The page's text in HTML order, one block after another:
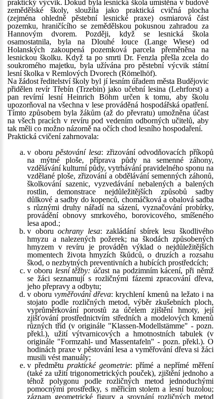
praktický výcvik. Dokud byla lesnická škola umístěna v budově
zemědělské školy, sloužila jako praktická cvičná plocha
(zejména ohledně pěstební lesnické praxe) osmiarová část
pozemku, hraničícího se zemědělskou pokusnou zahradou za
Hannovým dvorem. Později, když se lesnická škola
osamostatnila, byla na Dlouhé louce (Lange Wiese) od
Holanských zakoupená pozemková parcela přeměněna na
lesnickou školku. Když ta po smrti Dr. Fenzla přešla zcela do
soukromého majetku, byla užívána pro pěstební výcvik státní
lesní školka v Remlových Dvorech (Römelhöf).
Na žádost ředitelství školy byl jí lesním úřadem města Budějovic
přidělen revír Třebín (Trzebin) jako učební lesina (Lehrforst) a
pan revírní lesní Heinrich Böhm určen k tomu, aby školu
upozorňoval na všechna v lese prováděná hospodářská opatření.
Tímto způsobem byla žákům (až do převratu) umožněna účast
na všech pracích v revíru pod vedením odborných učitelů, aby
tak měli co možno názorně na očích chod lesního hospodaření.
Praktická cvičení zahrnovala:
v oborupěstování lesa: zřizování odvodňovacích příkopů
na mýtné ploše, příprava půdy na semenné záhony,
vzdělávání kulturní půdy, vytrhávání pravidelného sponu na
vzdělané ploše, zřizování a obdělávání semenných záhonů,
školkování sazenic, vyzvedávání nebalených a balených
rostlin, demonstrace nejdůležitějších způsobů sadby
důlkové a sadby do kopenců, chomáčková a obalová sadba
s různými druhy nářadí na sázení, vyznačování probírky,
provádění obnovy smrkového, borovicového, smíšeného
lesa apod.;
v oboruochrany lesa: zakládání sbírek lesu škodlivého
hmyzu a nalezených požerek; na škodách způsobených
hmyzem v revíru je prováděn výklad o nejdůležitějších
momentech života hmyzích škůdců, o druzích a rozsahu
škod, o nezbytných preventivních a hubících prostředcích;
v oboru lesní těžby: účast na podzimním kácení, při němž
se žáci seznamují s rozličnými fázemi zpracování dřeva,
jeho přepravy a odbytu;
v oboruvyměřování dřeva: krychlení kmenů na ležato i na
stojato podle rozličných metod, výběr zkušebních ploch,
vyprůměrkování porostů za účelem zjištění hmoty, její
zjišťování prostřednictvím středních a modelových kmenů
různých tříd (v originále "Klassen-Modellstämme" - pozn.
překl.), užití výtvarnicových a hmotnostních tabulek (v
originále "Formzahl- und Massentafeln" - pozn. překl.). O
hodinách praxe v pěstování lesa a vyměřování dřeva si žáci
musili vést manuály;
v předmětu praktické geometrie: přímé a nepřímé měření
(také za užití trigonometrických pouček), zjištění jednoho a
téhož polygonu podle rozličných metod jednoduchými
pomocnými prostředky, s měřicím stolem a lesní buzolou;
záznam geometrické figury a srovnání rozličných metod